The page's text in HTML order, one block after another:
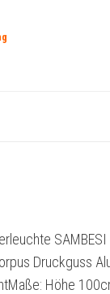
Druckguss
Höhe